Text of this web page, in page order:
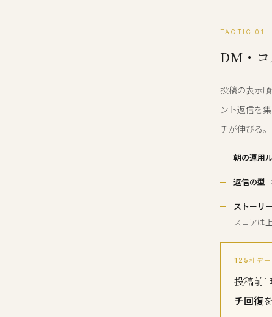
TACTIC 01
DM・
投稿の表示
ント返信を
チが伸びる。
朝の運用
返信の型
ストーリ
スコアは
125社デー
投稿前1
チ回復